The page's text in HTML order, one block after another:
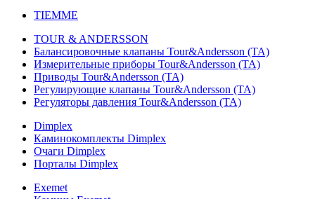
TIEMME
TOUR & ANDERSSON
Балансировочные клапаны Tour&Andersson (TA)
Измерительные приборы Tour&Andersson (TA)
Приводы Tour&Andersson (TA)
Регулирующие клапаны Tour&Andersson (TA)
Регуляторы давления Tour&Andersson (TA)
Dimplex
Каминокомплекты Dimplex
Очаги Dimplex
Порталы Dimplex
Exemet